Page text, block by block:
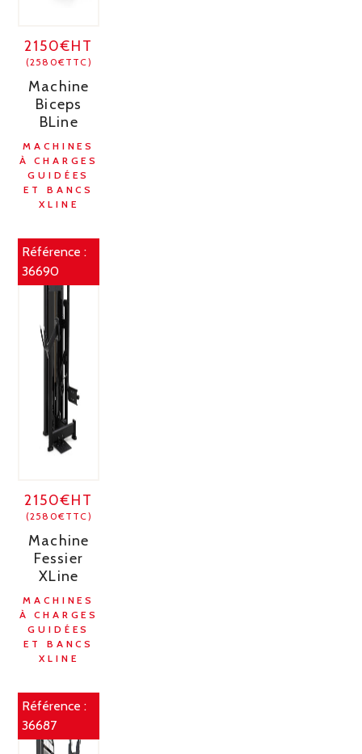
2150€HT
(2580€TTC)
Machine
Biceps
BLine
MACHINES
À CHARGES
GUIDÉES
ET BANCS
XLINE
Référence :
36690
2150€HT
(2580€TTC)
Machine
Fessier
XLine
MACHINES
À CHARGES
GUIDÉES
ET BANCS
XLINE
Référence :
36687